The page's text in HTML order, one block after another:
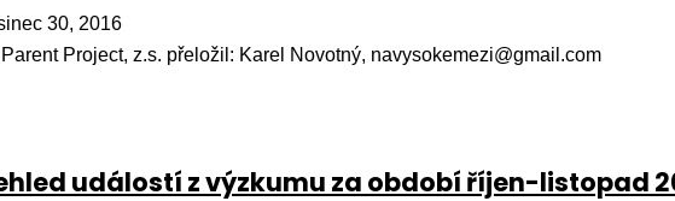
30, 2016
Project, z.s. přeložil: Karel Novotný, navysokemezi@gmail.com
událostí z výzkumu za období říjen-listopad